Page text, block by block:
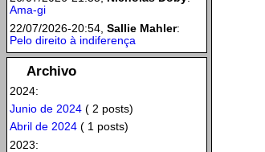
Ama-gi
22/07/2026-20:54, Sallie Mahler:
Pelo direito à indiferença
Archivo
2024:
Junio de 2024( 2 posts)
Abril de 2024( 1 posts)
2023: